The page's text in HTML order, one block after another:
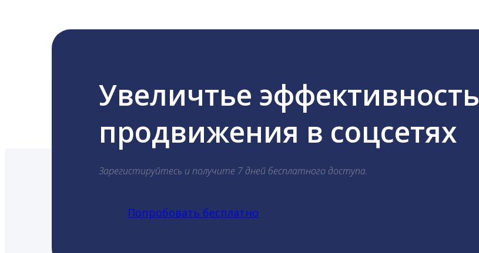
Увеличтье эффективность
продвижения в соцсетях
Зарегистируйтесь и получите 7 дней бесплатного доступа.
Попробовать бесплатно